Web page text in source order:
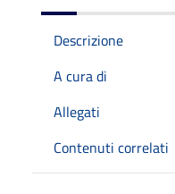
Descrizione
A cura di
Allegati
Contenuti correlati